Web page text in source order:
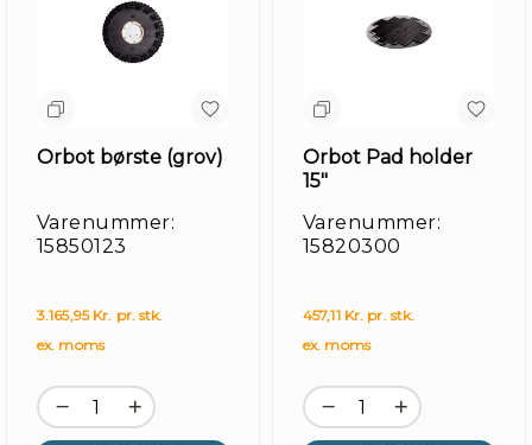
Orbot børste (grov)
Varenummer:
15850123
3.165,95 Kr. pr. stk.
ex. moms
Orbot Pad holder
15"
Varenummer:
15820300
457,11 Kr. pr. stk.
ex. moms